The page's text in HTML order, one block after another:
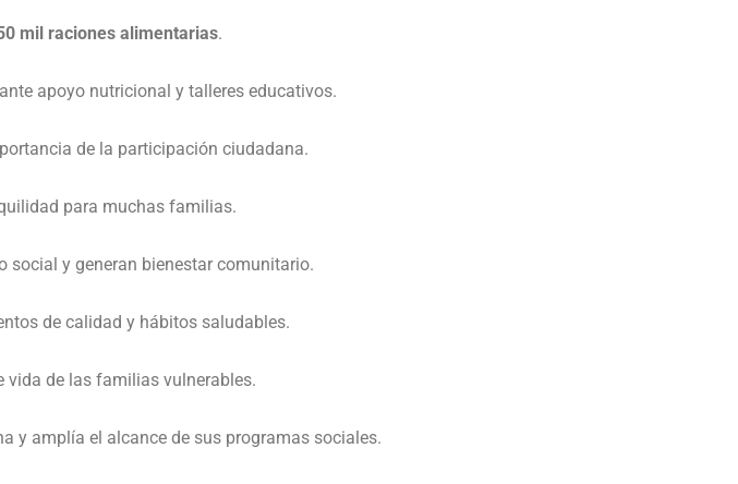
mil raciones alimentarias.
apoyo nutricional y talleres educativos.
de la participación ciudadana.
para muchas familias.
y generan bienestar comunitario.
de calidad y hábitos saludables.
de las familias vulnerables.
y amplía el alcance de sus programas sociales.